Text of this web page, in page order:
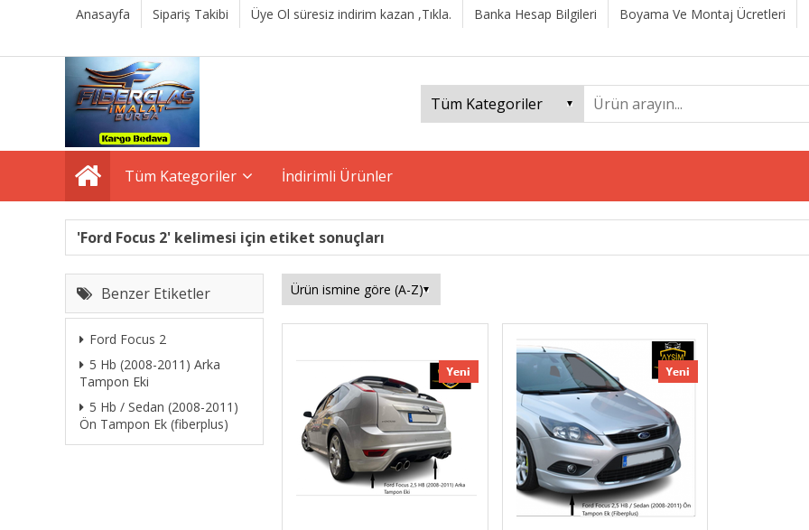
Anasayfa Sipariş Takibi Üye Ol süresiz indirim kazan ,Tıkla. Banka Hesap Bilgileri Boyama Ve Montaj Ücretleri
Tüm Kategoriler İndirimli Ürünler
'Ford Focus 2' kelimesi için etiket sonuçları
Benzer Etiketler
Ford Focus 2
5 Hb (2008-2011) Arka
Tampon Eki
5 Hb / Sedan (2008-2011)
Ön Tampon Ek (fiberplus)